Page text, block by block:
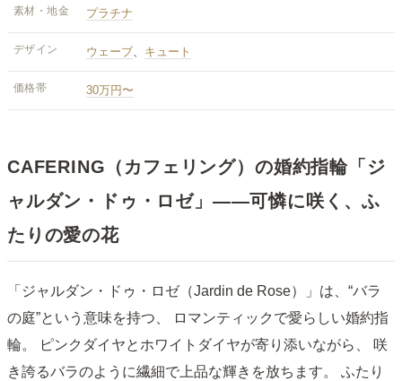
素材・地金 プラチナ
デザイン ウェーブ、 キュート
価格帯 30万円〜
CAFERING（カフェリング）の婚約指輪「ジ
ャルダン・ドゥ・ロゼ」——可憐に咲く、ふ
たりの愛の花
「ジャルダン・ドゥ・ロゼ（Jardin de Rose）」は、“バラ
の庭”という意味を持つ、 ロマンティックで愛らしい婚約指
輪。 ピンクダイヤとホワイトダイヤが寄り添いながら、 咲
き誇るバラのように繊細で上品な輝きを放ちます。 ふたり